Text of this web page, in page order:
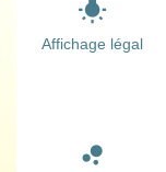
wb_incandescent
Affichage légal
bubble_chart